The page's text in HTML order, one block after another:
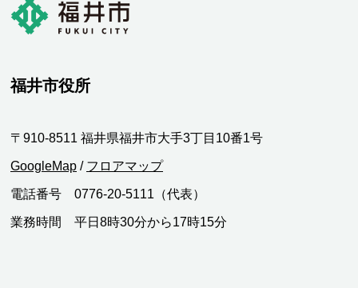
福井市役所
〒910-8511 福井県福井市大手3丁目10番1号
GoogleMap / フロアマップ
電話番号 0776-20-5111（代表）
業務時間 平日8時30分から17時15分